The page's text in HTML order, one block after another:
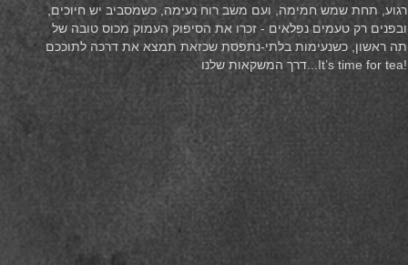
רגוע, תחת שמש חמימה, ועם משב רוח נעימה, כשמסביב יש חיוכים,
ובפנים רק טעמים נפלאים - זכרו את הסיפוק העמוק מכוס טובה של
תה ראשון, כשנעימות בלתי-נתפסת שכזאת תמצא את דרכה לתוככם
דרך המשקאות שלנו...It’s time for tea!